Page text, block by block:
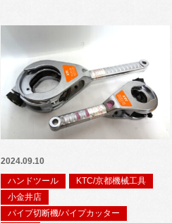
2024.09.10
ハンドツール
KTC/京都機械工具
小金井店
パイプ切断機/パイプカッター